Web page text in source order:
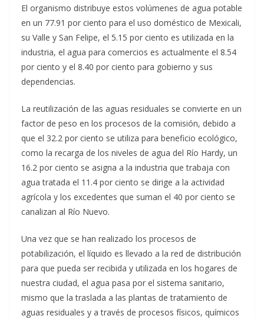
El organismo distribuye estos volúmenes de agua potable
en un 77.91 por ciento para el uso doméstico de Mexicali,
su Valle y San Felipe, el 5.15 por ciento es utilizada en la
industria, el agua para comercios es actualmente el 8.54
por ciento y el 8.40 por ciento para gobierno y sus
dependencias.
La reutilización de las aguas residuales se convierte en un
factor de peso en los procesos de la comisión, debido a
que el 32.2 por ciento se utiliza para beneficio ecológico,
como la recarga de los niveles de agua del Río Hardy, un
16.2 por ciento se asigna a la industria que trabaja con
agua tratada el 11.4 por ciento se dirige a la actividad
agrícola y los excedentes que suman el 40 por ciento se
canalizan al Río Nuevo.
Una vez que se han realizado los procesos de
potabilización, el líquido es llevado a la red de distribución
para que pueda ser recibida y utilizada en los hogares de
nuestra ciudad, el agua pasa por el sistema sanitario,
mismo que la traslada a las plantas de tratamiento de
aguas residuales y a través de procesos físicos, químicos